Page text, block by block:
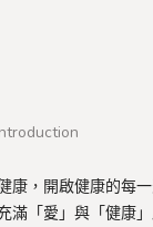
康，開啟健康的每
滿「愛」與「健康